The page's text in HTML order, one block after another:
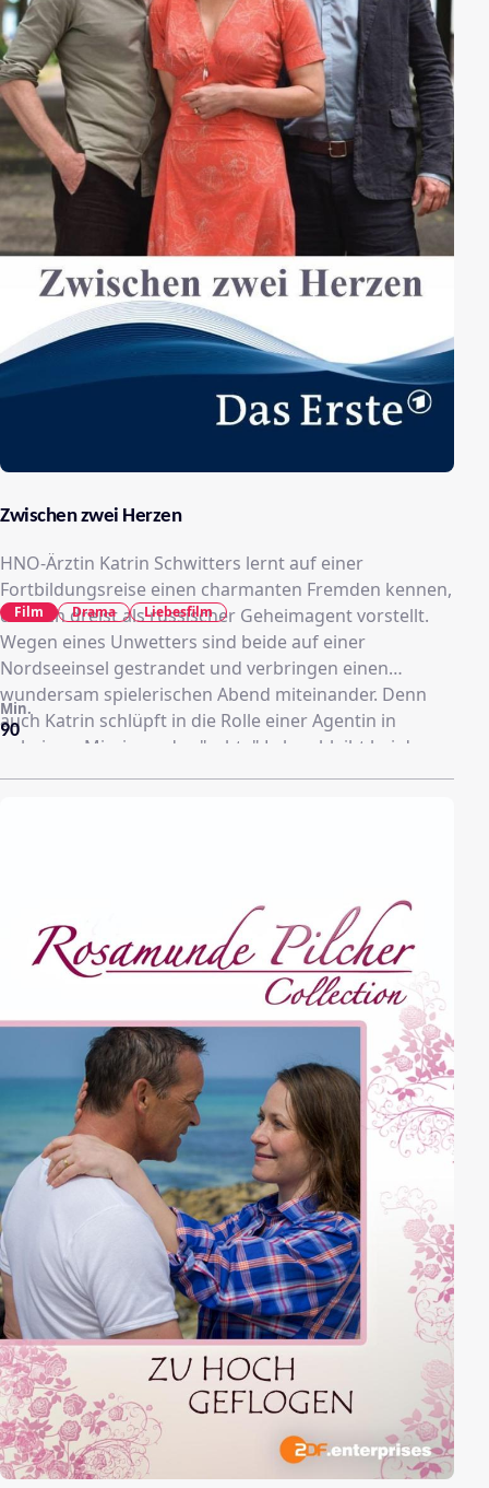
Zwischen zwei Herzen
HNO-Ärztin Katrin Schwitters lernt auf einer
Fortbildungsreise einen charmanten Fremden kennen,
der sich dreist als russischer Geheimagent vorstellt.
Wegen eines Unwetters sind beide auf einer
Nordseeinsel gestrandet und verbringen einen
wundersam spielerischen Abend miteinander. Denn
auch Katrin schlüpft in die Rolle einer Agentin in
geheimer Mission – das "echte" Leben bleibt bei dem
spannungsreichen Flirt außen vor.
90
Min.
Film Drama Liebesfilm